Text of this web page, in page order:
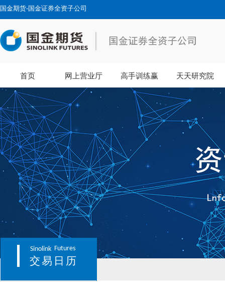
国金期货-国金证券全资子公司
首页 网上营业厅 高手训练赢 天天研究院
Sinolink Futures
交易日历